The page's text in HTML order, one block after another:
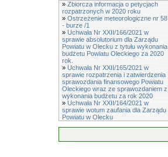
» Zbiorcza informacja o petycjach
rozpatrzonych w 2020 roku
» Ostrzeżenie meteorologiczne nr 58
- burze /1
» Uchwała Nr XXII/166/2021 w
sprawie absolutorium dla Zarządu
Powiatu w Olecku z tytułu wykonania
budżetu Powiatu Oleckiego za 2020
rok.
» Uchwała Nr XXII/165/2021 w
sprawie rozpatrzenia i zatwierdzenia
sprawozdania finansowego Powiatu
Oleckiego wraz ze sprawozdaniem z
wykonania budżetu za rok 2020
» Uchwała Nr XXII/164/2021 w
sprawie wotum zaufania dla Zarządu
Powiatu w Olecku